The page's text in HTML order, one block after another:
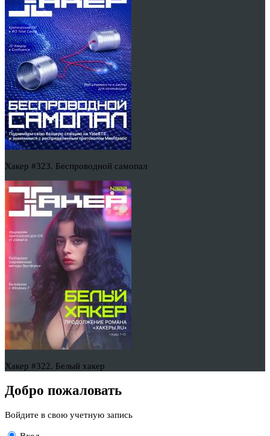
Хакер #323. Беспроводной самопал
Хакер #322. Белый хакер
Добро пожаловать
Войдите в свою учетную запись